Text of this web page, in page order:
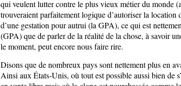
qui veulent lutter contre le plus vieux métier du monde
trouveraient parfaitement logique d’autoriser la location
d’une gestation pour autrui (la GPA), ce qui est
(GPA) que de parler de la réalité de la chose, à savoir
le moment, peut encore nous faire rire.
Disons que de nombreux pays sont nettement plus en
Ainsi aux États-Unis, où tout est possible aussi bien de